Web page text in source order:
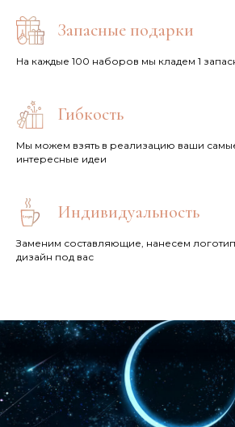
Запасные подарки
На каждые 100 наборов мы кладем 1
Гибкость
Мы можем взять в реализацию ваши
интересные идеи
Индивидуальность
Заменим составляющие, нанесем
дизайн под вас